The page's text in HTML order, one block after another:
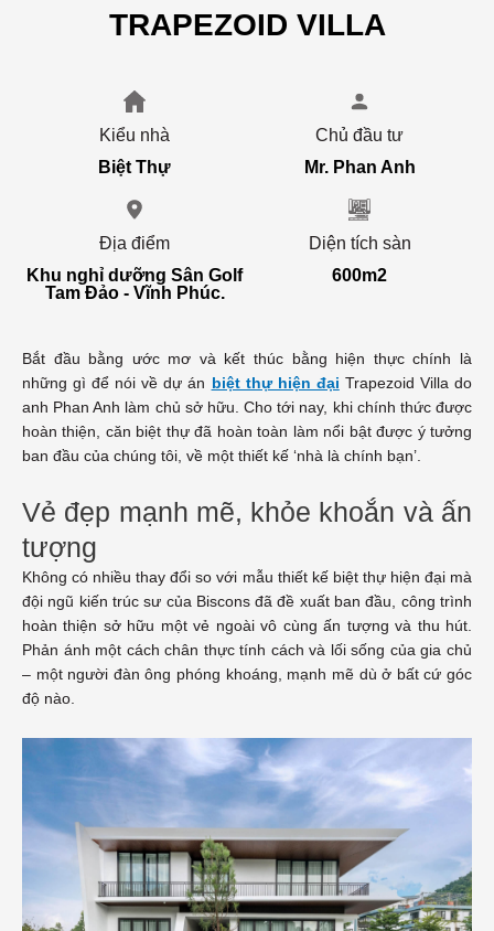
TRAPEZOID VILLA
Kiểu nhà
Biệt Thự
Chủ đầu tư
Mr. Phan Anh
Địa điểm
Khu nghỉ dưỡng Sân Golf
Tam Đảo - Vĩnh Phúc.
Diện tích sàn
600m2
Bắt đầu bằng ước mơ và kết thúc bằng hiện thực chính là
những gì để nói về dự án biệt thự hiện đại Trapezoid Villa do
anh Phan Anh làm chủ sở hữu. Cho tới nay, khi chính thức được
hoàn thiện, căn biệt thự đã hoàn toàn làm nổi bật được ý tưởng
ban đầu của chúng tôi, về một thiết kế ‘nhà là chính bạn’.
Vẻ đẹp mạnh mẽ, khỏe khoắn và ấn
tượng
Không có nhiều thay đổi so với mẫu thiết kế biệt thự hiện đại mà
đội ngũ kiến trúc sư của Biscons đã đề xuất ban đầu, công trình
hoàn thiện sở hữu một vẻ ngoài vô cùng ấn tượng và thu hút.
Phản ánh một cách chân thực tính cách và lối sống của gia chủ
– một người đàn ông phóng khoáng, mạnh mẽ dù ở bất cứ góc
độ nào.